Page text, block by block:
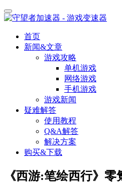
首页
新闻&文章
游戏攻略
单机游戏
网络游戏
手机游戏
游戏新闻
疑难解答
使用教程
Q&A解答
解决方案
购买&下载
《西游:笔绘西行》